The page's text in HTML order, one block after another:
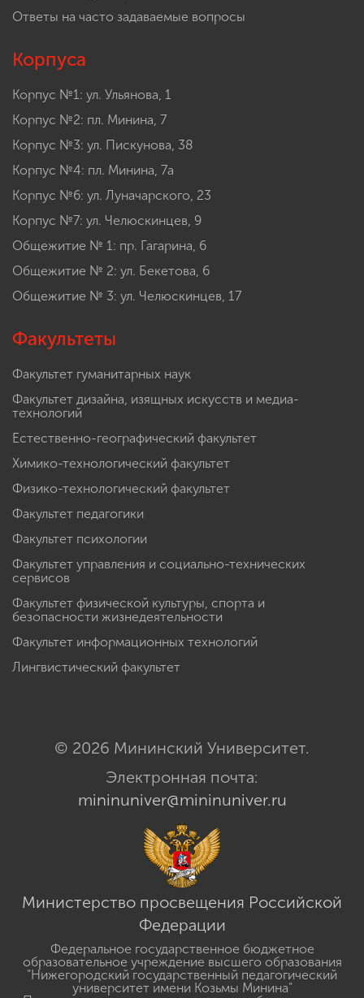
Ответы на часто задаваемые вопросы
Корпуса
Корпус №1: ул. Ульянова, 1
Корпус №2: пл. Минина, 7
Корпус №3: ул. Пискунова, 38
Корпус №4: пл. Минина, 7а
Корпус №6: ул. Луначарского, 23
Корпус №7: ул. Челюскинцев, 9
Общежитие № 1: пр. Гагарина, 6
Общежитие № 2: ул. Бекетова, 6
Общежитие № 3: ул. Челюскинцев, 17
Факультеты
Факультет гуманитарных наук
Факультет дизайна, изящных искусств и медиа-
технологий
Естественно-географический факультет
Химико-технологический факультет
Физико-технологический факультет
Факультет педагогики
Факультет психологии
Факультет управления и социально-технических
сервисов
Факультет физической культуры, спорта и
безопасности жизнедеятельности
Факультет информационных технологий
Лингвистический факультет
© 2026 Мининский Университет.
Электронная почта:
mininuniver@mininuniver.ru
Министерство просвещения Российской
Федерации
Федеральное государственное бюджетное
образовательное учреждение высшего образования
"Нижегородский государственный педагогический
университет имени Козьмы Минина"